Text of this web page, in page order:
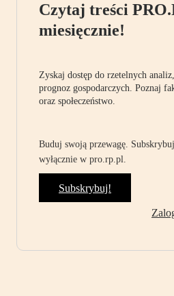
Czytaj treści
miesięcznie!
Zyskaj dostęp do rzetelnych
prognoz gospodarczych. Poznaj
oraz społeczeństwo.
Buduj swoją przewagę.
wyłącznie w pro.rp.pl.
Subskrybuj!